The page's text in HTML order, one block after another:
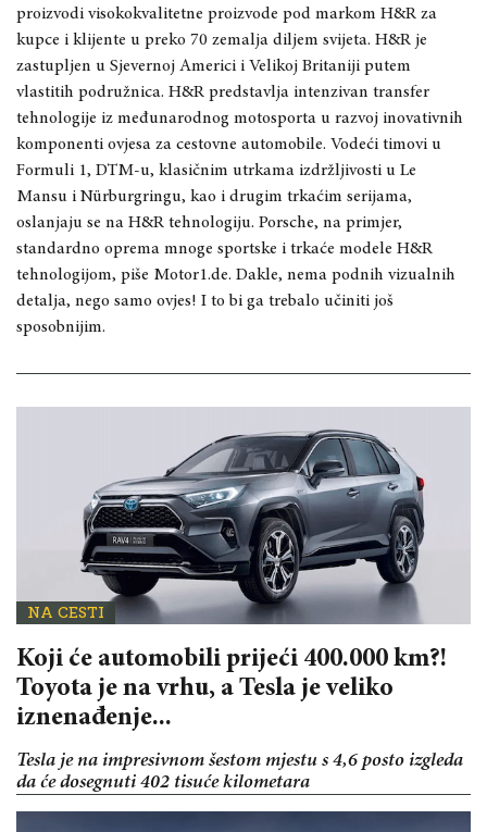
proizvodi visokokvalitetne proizvode pod markom H&R za
kupce i klijente u preko 70 zemalja diljem svijeta. H&R je
zastupljen u Sjevernoj Americi i Velikoj Britaniji putem
vlastitih podružnica. H&R predstavlja intenzivan transfer
tehnologije iz međunarodnog motosporta u razvoj inovativnih
komponenti ovjesa za cestovne automobile. Vodeći timovi u
Formuli 1, DTM-u, klasičnim utrkama izdržljivosti u Le
Mansu i Nürburgringu, kao i drugim trkaćim serijama,
oslanjaju se na H&R tehnologiju. Porsche, na primjer,
standardno oprema mnoge sportske i trkaće modele H&R
tehnologijom, piše Motor1.de. Dakle, nema podnih vizualnih
detalja, nego samo ovjes! I to bi ga trebalo učiniti još
sposobnijim.
NA CESTI
Koji će automobili prijeći 400.000 km?!
Toyota je na vrhu, a Tesla je veliko
iznenađenje...
Tesla je na impresivnom šestom mjestu s 4,6 posto izgleda
da će dosegnuti 402 tisuće kilometara